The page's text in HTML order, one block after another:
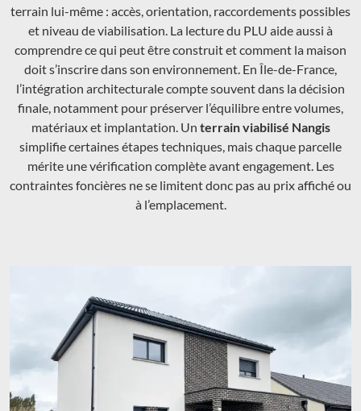
terrain lui-même : accès, orientation, raccordements possibles
et niveau de viabilisation. La lecture du PLU aide aussi à
comprendre ce qui peut être construit et comment la maison
doit s’inscrire dans son environnement. En Île-de-France,
l’intégration architecturale compte souvent dans la décision
finale, notamment pour préserver l’équilibre entre volumes,
matériaux et implantation. Un terrain viabilisé Nangis
simplifie certaines étapes techniques, mais chaque parcelle
mérite une vérification complète avant engagement. Les
contraintes foncières ne se limitent donc pas au prix affiché ou
à l’emplacement.